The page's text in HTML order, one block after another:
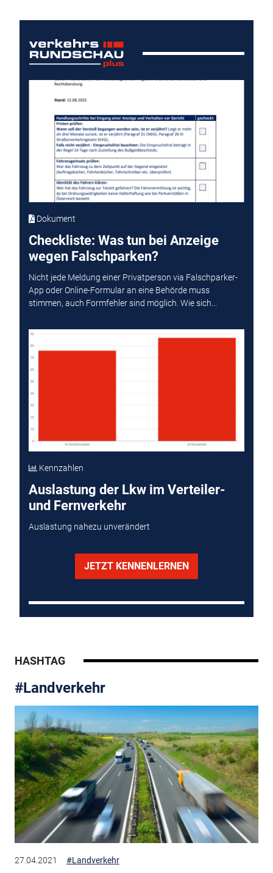
Dokument
Checkliste: Was tun bei Anzeige
wegen Falschparken?
Nicht jede Meldung einer Privatperson via Falschparker-
App oder Online-Formular an eine Behörde muss
stimmen, auch Formfehler sind möglich. Wie sich...
Kennzahlen
Auslastung der Lkw im Verteiler-
und Fernverkehr
Auslastung nahezu unverändert
JETZT KENNENLERNEN
HASHTAG
#Landverkehr
27.04.2021 #Landverkehr